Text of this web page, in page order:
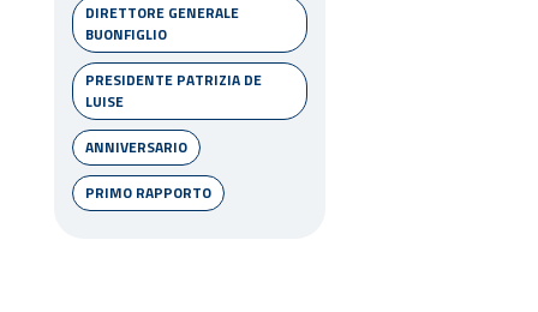
DIRETTORE GENERALE
BUONFIGLIO
PRESIDENTE PATRIZIA DE
LUISE
ANNIVERSARIO
PRIMO RAPPORTO